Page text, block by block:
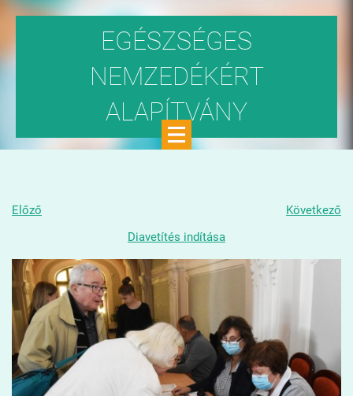
EGÉSZSÉGES
NEMZEDÉKÉRT
ALAPÍTVÁNY
Előző
Következő
Diavetítés indítása